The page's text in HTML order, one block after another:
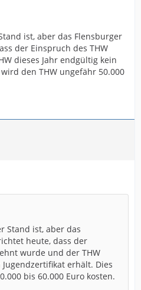
ist, aber das Flensburger
der Einspruch des THW
dieses Jahr endgültig kein
den THW ungefähr 50.000
Stand ist, aber das
heute, dass der
wurde und der THW
erhält. Dies
bis 60.000 Euro kosten.